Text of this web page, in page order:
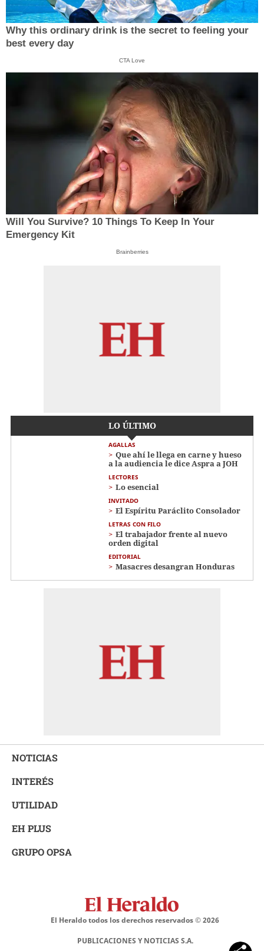
Why this ordinary drink is the secret to feeling your
best every day
CTA Love
Will You Survive? 10 Things To Keep In Your
Emergency Kit
Brainberries
LO ÚLTIMO
AGALLAS
Que ahí le llega en carne y hueso
a la audiencia le dice Aspra a JOH
LECTORES
Lo esencial
INVITADO
El Espíritu Paráclito Consolador
LETRAS CON FILO
El trabajador frente al nuevo
orden digital
EDITORIAL
Masacres desangran Honduras
NOTICIAS
INTERÉS
UTILIDAD
EH PLUS
GRUPO OPSA
El Heraldo todos los derechos reservados ©2026
PUBLICACIONES Y NOTICIAS S.A.